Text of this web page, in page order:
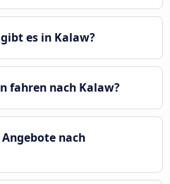
es in Kalaw?
fahren nach Kalaw?
nach